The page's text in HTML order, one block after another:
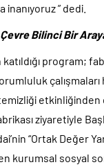
” dedi.
Bilinci Bir
katıldığı program;
çalışmaları
temizliği
ziyaretiyle
“Ortak Değer
kurumsal sosyal